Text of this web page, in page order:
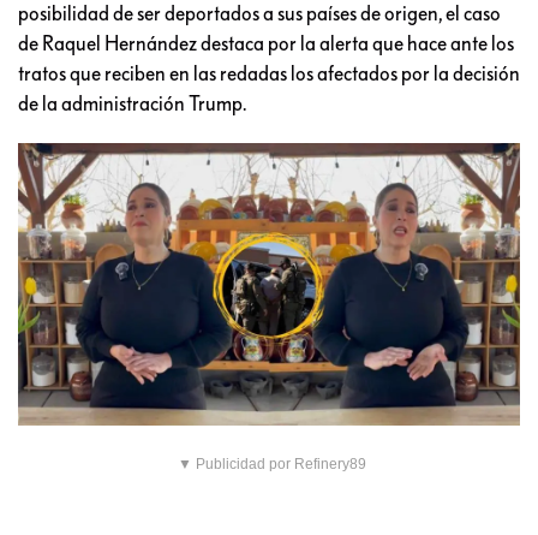
posibilidad de ser deportados a sus países de origen, el caso
de Raquel Hernández destaca por la alerta que hace ante los
tratos que reciben en las redadas los afectados por la decisión
de la administración Trump.
▼ Publicidad por Refinery89